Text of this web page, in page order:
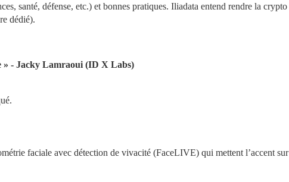
santé, défense, etc.) et bonnes pratiques. Iliadata entend rendre la crypto
dédié).
» - Jacky Lamraoui (ID X Labs)
faciale avec détection de vivacité (FaceLIVE) qui mettent l’accent sur